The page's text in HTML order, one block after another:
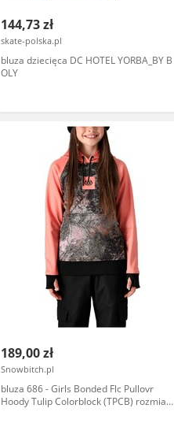
144,73 zł
skate-polska.pl
bluza dziecięca DC HOTEL YORBA_BY B
OLY
189,00 zł
Snowbitch.pl
bluza 686 - Girls Bonded Flc Pullovr
Hoody Tulip Colorblock (TPCB) rozmiar: